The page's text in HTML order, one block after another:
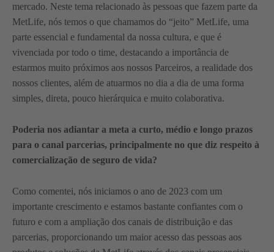
mercado. Neste tema relacionado às pessoas que fazem parte da
MetLife, nós temos o que chamamos do “jeito” MetLife, uma
parte essencial e fundamental da nossa cultura, e que é
vivenciada por todo o time, destacando a importância de
estarmos muito próximos aos nossos Parceiros, a realidade dos
nossos clientes, além de atuarmos no dia a dia de uma forma
simples, direta, pouco hierárquica e muito colaborativa.
Poderia nos adiantar a meta a curto, médio e longo prazos
para o canal parcerias, principalmente no que diz respeito à
comercialização de seguro de vida?
Como comentei, nós iniciamos o ano de 2023 com um
importante crescimento e estamos bastante confiantes com o
futuro e com a ampliação dos canais de distribuição e das
parcerias, proporcionando um maior acesso das pessoas aos